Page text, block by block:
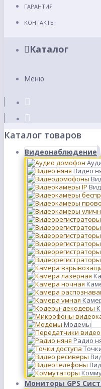
ГАРАНТИЯ
КОНТАКТЫ
Каталог
Меню
Каталог товаров
Видеонаблюдение
Видео
Модемы
Радио
Мониторы GPS